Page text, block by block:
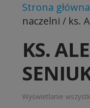
Strona główna
naczelni / ks.
KS.
Wyświetlanie